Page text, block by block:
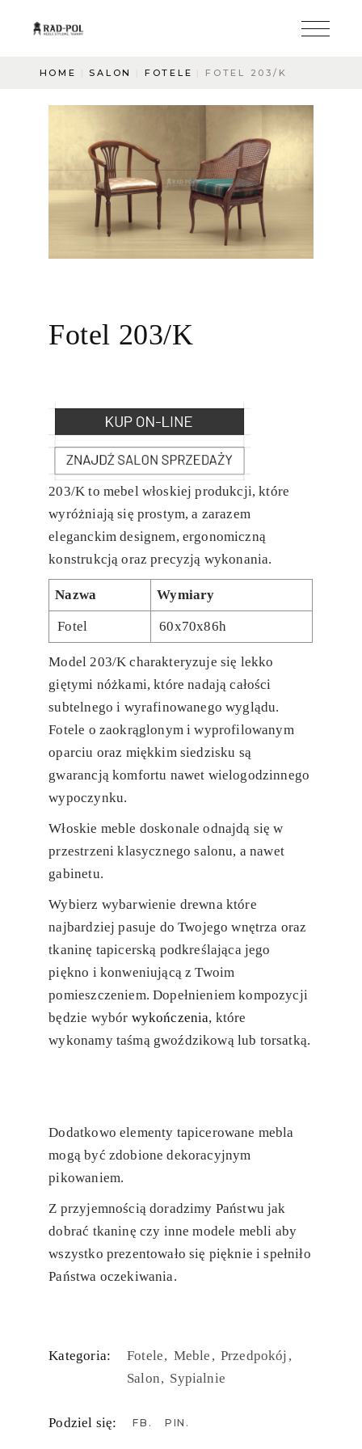
HOME SALON FOTELE FOTEL 203/K
Fotel 203/K
203/K to mebel włoskiej produkcji, które
wyróżniają się prostym, a zarazem
eleganckim designem, ergonomiczną
konstrukcją oraz precyzją wykonania.
Nazwa Wymiary
Fotel 60x70x86h
Model 203/K charakteryzuje się lekko
giętymi nóżkami, które nadają całości
subtelnego i wyrafinowanego wyglądu.
Fotele o zaokrąglonym i wyprofilowanym
oparciu oraz miękkim siedzisku są
gwarancją komfortu nawet wielogodzinnego
wypoczynku.
Włoskie meble doskonale odnajdą się w
przestrzeni klasycznego salonu, a nawet
gabinetu.
Wybierz wybarwienie drewna które
najbardziej pasuje do Twojego wnętrza oraz
tkaninę tapicerską podkreślająca jego
piękno i konweniującą z Twoim
pomieszczeniem. Dopełnieniem kompozycji
będzie wybór wykończenia, które
wykonamy taśmą gwoździkową lub torsatką.
Dodatkowo elementy tapicerowane mebla
mogą być zdobione dekoracyjnym
pikowaniem.
Z przyjemnością doradzimy Państwu jak
dobrać tkaninę czy inne modele mebli aby
wszystko prezentowało się pięknie i spełniło
Państwa oczekiwania.
Kategoria: Fotele Meble Przedpokój
Salon Sypialnie
Podziel się: FB PIN